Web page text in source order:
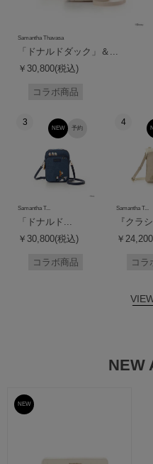
Samantha Thavasa
「ドナルドダック」＆...
￥30,800(税込)
コラボ商品
3
予約
NEW
Samantha T...
「ドナルド...
￥30,800(税込)
コラボ商品
4
Samantha T...
『クラ
￥
コラ
NEW
予約
NEW